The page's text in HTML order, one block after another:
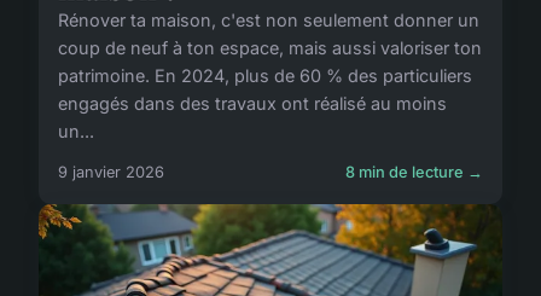
Rénover ta maison, c'est non seulement donner un
coup de neuf à ton espace, mais aussi valoriser ton
patrimoine. En 2024, plus de 60 % des particuliers
engagés dans des travaux ont réalisé au moins
un...
9 janvier 2026 8 min de lecture →